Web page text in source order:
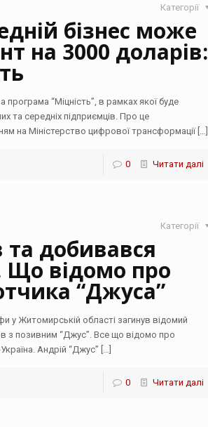
Категорії
бізнес може
на 3000 доларів:
програма “Міцність”, в рамках якої буде
та середніх підприємців. Про це
на Міністерство цифрової трансформації[…]
0 Читати далі
Категорії
добивався
Що відомо про
“Джуса”
у Житомирській області загинув відомий
з позивним “Джус”. Все що відомо про
Андрій “Джус” […]
0 Читати далі